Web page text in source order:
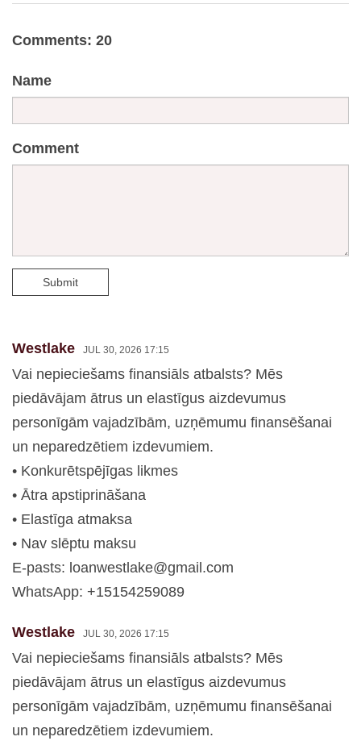
Comments: 20
Name
Comment
Submit
Westlake JUL 30, 2026 17:15
Vai nepieciešams finansiāls atbalsts? Mēs
piedāvājam ātrus un elastīgus aizdevumus
personīgām vajadzībām, uzņēmumu finansēšanai
un neparedzētiem izdevumiem.
• Konkurētspējīgas likmes
• Ātra apstiprināšana
• Elastīga atmaksa
• Nav slēptu maksu
E-pasts: loanwestlake@gmail.com
WhatsApp: +15154259089
Westlake JUL 30, 2026 17:15
Vai nepieciešams finansiāls atbalsts? Mēs
piedāvājam ātrus un elastīgus aizdevumus
personīgām vajadzībām, uzņēmumu finansēšanai
un neparedzētiem izdevumiem.